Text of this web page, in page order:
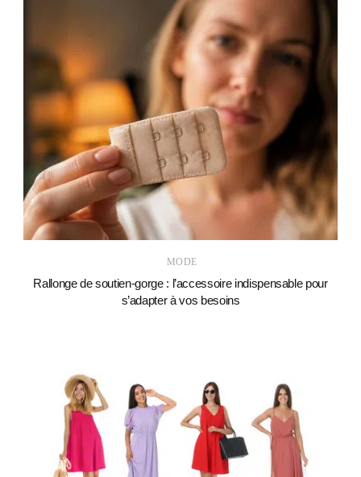
MODE
Rallonge de soutien-gorge : l’accessoire indispensable pour
s’adapter à vos besoins